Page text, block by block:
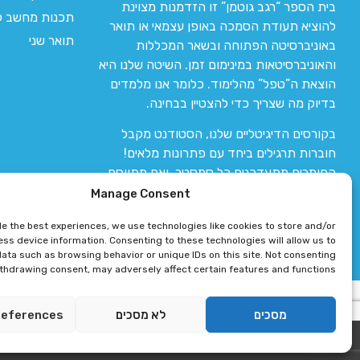
Manage Consent
the best experiences, we use technologies like cookies to store and/or
device information. Consenting to these technologies will allow us to
such as browsing behavior or unique IDs on this site. Not consenting
consent, may adversely affect certain features and functions.
מסכים לא מסכים
בית הספר “רגב גוטמן” זו הזדמנות מצוינת
להוציא תעודת הסמכה באופן עצמאי או תואר
באוניברסיטה הפתוחה ובשאר המכללות
והאוניברסיטאות במינימום זמן. השיטה שלנו היא
הוצאת ה”טפל” מהלימוד. כלומר אנו מלמדים
בדיוק מה שצריך כדי להצטיין בבחינה.
בקורסים הדיגיטליים שלנו, הסטודנט מקבל
חוברות תרגילים ביחד עם פתרונות מלאים!
החומרים מתעדכנים כל סמסטר, ואם מתווסף
חומר חדש אז הקורס מתעדכן יחד איתו.
תכנות מחשב
תואר שני